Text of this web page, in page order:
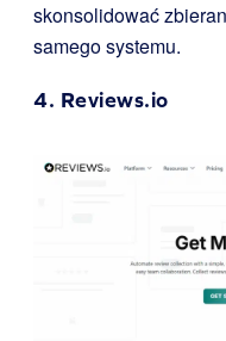
skonsolidować
samego systemu.
4. Reviews.io